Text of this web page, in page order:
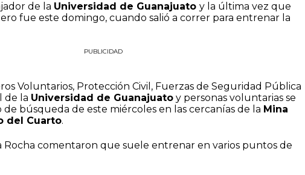
de la Universidad de Guanajuato y la última vez que
fue este domingo, cuando salió a correr para entrenar la
PUBLICIDAD
Voluntarios, Protección Civil, Fuerzas de Seguridad Pública
de la Universidad de Guanajuato y personas voluntarias se
búsqueda de este miércoles en las cercanías de la Mina
del Cuarto.
Rocha comentaron que suele entrenar en varios puntos de